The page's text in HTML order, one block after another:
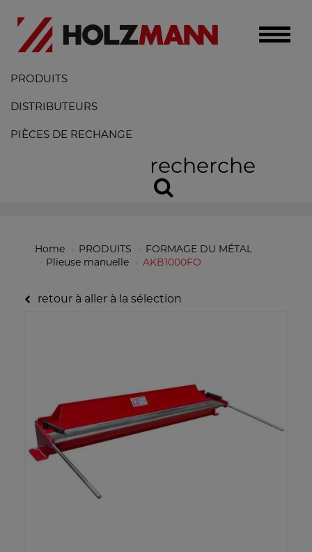
Toggle
PRODUITS
DISTRIBUTEURS
PIÈCES DE RECHANGE
recherche
Home PRODUITS
FORMAGE DU MÉTAL
Plieuse manuelle
AKB1000FO
retour à aller à la sélection